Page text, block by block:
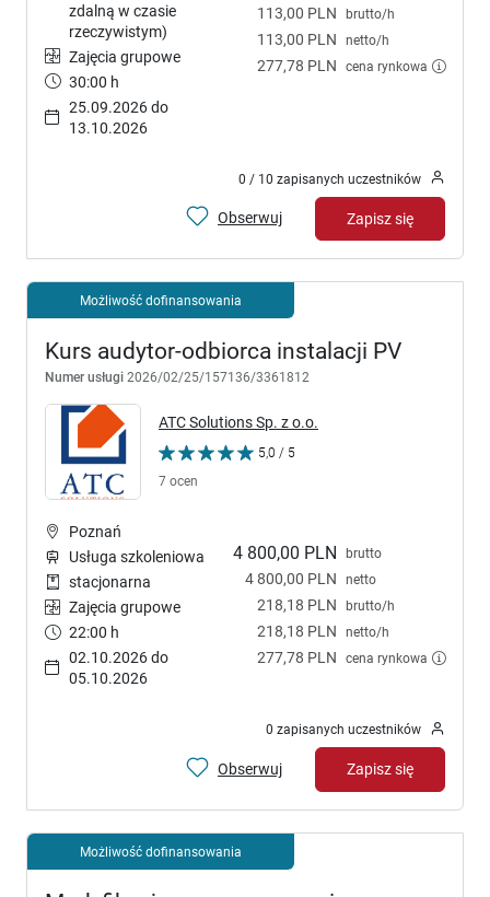
113,00 PLN brutto/h
113,00 PLN netto/h
277,78 PLN cena rynkowa
zdalną w czasie
rzeczywistym)
Zajęcia grupowe
30:00 h
25.09.2026 do
13.10.2026
0 / 10 zapisanych uczestników
Obserwuj Zapisz się
Możliwość dofinansowania
Kurs audytor-odbiorca instalacji PV
Numer usługi 2026/02/25/157136/3361812
ATC Solutions Sp. z o.o.
5,0 / 5
7 ocen
4 800,00 PLN brutto
4 800,00 PLN netto
218,18 PLN brutto/h
218,18 PLN netto/h
277,78 PLN cena rynkowa
Poznań
Usługa szkoleniowa
stacjonarna
Zajęcia grupowe
22:00 h
02.10.2026 do
05.10.2026
0 zapisanych uczestników
Obserwuj Zapisz się
Możliwość dofinansowania